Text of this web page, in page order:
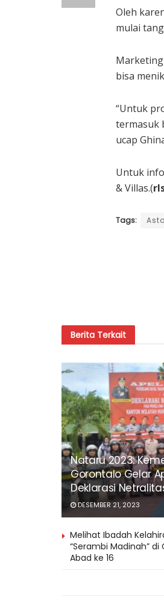
Oleh
mulai
bisa
“Untuk
termasuk
ucap
Untuk
& Villas.(
Tags:
Berita Terkait
Nataru 2023:
Gorontalo Gelar
Deklarasi
DESEMBER 21, 2023
Melihat Ibadah
“Serambi Madinah” di
Abad ke 16